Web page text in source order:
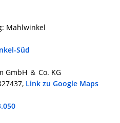
Mahlwinkel
Süd
＆ Co. KG
Link zu Google Maps